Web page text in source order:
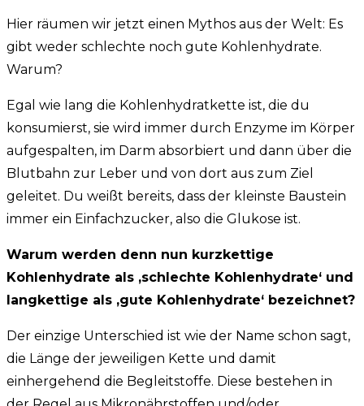
Hier räumen wir jetzt einen Mythos aus der Welt: Es
gibt weder schlechte noch gute Kohlenhydrate.
Warum?
Egal wie lang die Kohlenhydratkette ist, die du
konsumierst, sie wird immer durch Enzyme im Körper
aufgespalten, im Darm absorbiert und dann über die
Blutbahn zur Leber und von dort aus zum Ziel
geleitet. Du weißt bereits, dass der kleinste Baustein
immer ein Einfachzucker, also die Glukose ist.
Warum werden denn nun kurzkettige
Kohlenhydrate als ‚schlechte Kohlenhydrate‘ und
langkettige als ‚gute Kohlenhydrate‘ bezeichnet?
Der einzige Unterschied ist wie der Name schon sagt,
die Länge der jeweiligen Kette und damit
einhergehend die Begleitstoffe. Diese bestehen in